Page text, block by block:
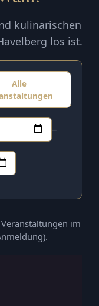
kulinarischen
los ist.
Alle
–
im